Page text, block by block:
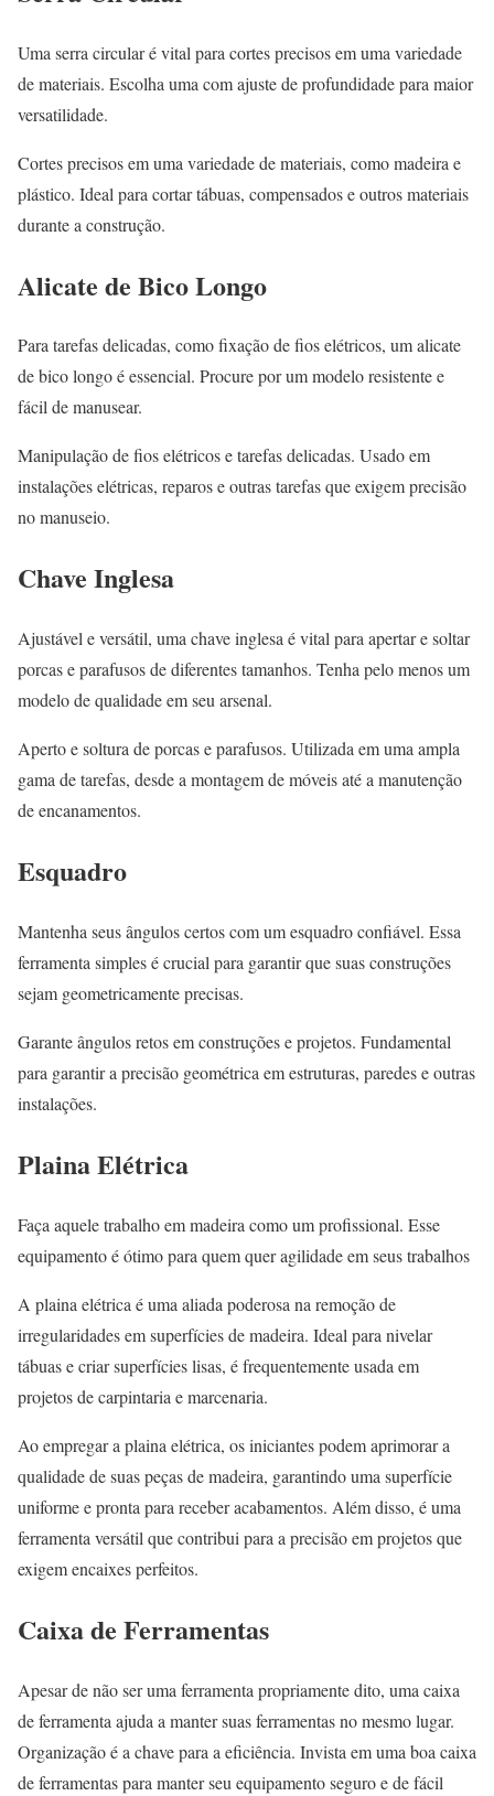
Uma serra circular é vital para cortes precisos em uma variedade
de materiais. Escolha uma com ajuste de profundidade para maior
versatilidade.
Cortes precisos em uma variedade de materiais, como madeira e
plástico. Ideal para cortar tábuas, compensados e outros materiais
durante a construção.
Alicate de Bico Longo
Para tarefas delicadas, como fixação de fios elétricos, um alicate
de bico longo é essencial. Procure por um modelo resistente e
fácil de manusear.
Manipulação de fios elétricos e tarefas delicadas. Usado em
instalações elétricas, reparos e outras tarefas que exigem precisão
no manuseio.
Chave Inglesa
Ajustável e versátil, uma chave inglesa é vital para apertar e soltar
porcas e parafusos de diferentes tamanhos. Tenha pelo menos um
modelo de qualidade em seu arsenal.
Aperto e soltura de porcas e parafusos. Utilizada em uma ampla
gama de tarefas, desde a montagem de móveis até a manutenção
de encanamentos.
Esquadro
Mantenha seus ângulos certos com um esquadro confiável. Essa
ferramenta simples é crucial para garantir que suas construções
sejam geometricamente precisas.
Garante ângulos retos em construções e projetos. Fundamental
para garantir a precisão geométrica em estruturas, paredes e outras
instalações.
Plaina Elétrica
Faça aquele trabalho em madeira como um profissional. Esse
equipamento é ótimo para quem quer agilidade em seus trabalhos
A plaina elétrica é uma aliada poderosa na remoção de
irregularidades em superfícies de madeira. Ideal para nivelar
tábuas e criar superfícies lisas, é frequentemente usada em
projetos de carpintaria e marcenaria.
Ao empregar a plaina elétrica, os iniciantes podem aprimorar a
qualidade de suas peças de madeira, garantindo uma superfície
uniforme e pronta para receber acabamentos. Além disso, é uma
ferramenta versátil que contribui para a precisão em projetos que
exigem encaixes perfeitos.
Caixa de Ferramentas
Apesar de não ser uma ferramenta propriamente dito, uma caixa
de ferramenta ajuda a manter suas ferramentas no mesmo lugar.
Organização é a chave para a eficiência. Invista em uma boa caixa
de ferramentas para manter seu equipamento seguro e de fácil